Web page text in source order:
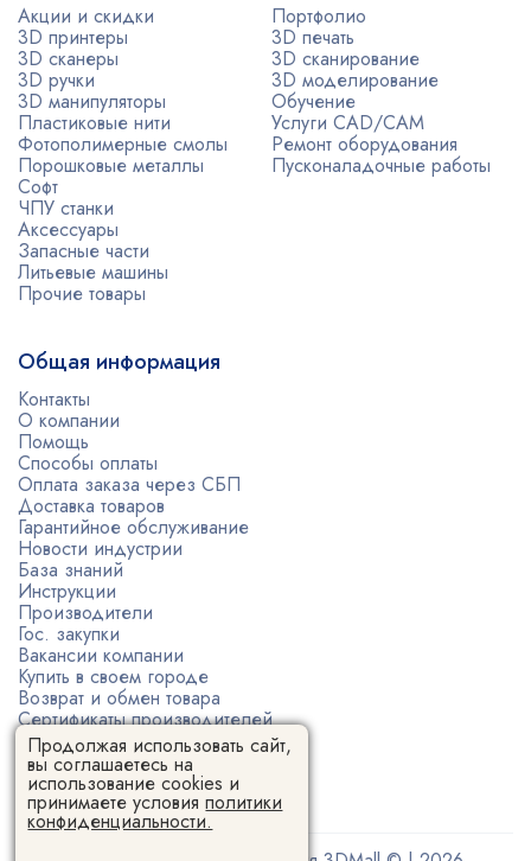
Акции и скидки
3D принтеры
3D сканеры
3D ручки
3D манипуляторы
Пластиковые нити
Фотополимерные смолы
Порошковые металлы
Софт
ЧПУ станки
Аксессуары
Запасные части
Литьевые машины
Прочие товары
Портфолио
3D печать
3D сканирование
3D моделирование
Обучение
Услуги CAD/CAM
Ремонт оборудования
Пусконаладочные работы
Общая информация
Контакты
О компании
Помощь
Способы оплаты
Оплата заказа через СБП
Доставка товаров
Гарантийное обслуживание
Новости индустрии
База знаний
Инструкции
Производители
Гос. закупки
Вакансии компании
Купить в своем городе
Возврат и обмен товара
Сертификаты производителей
Политика конфиденциальности
Пользовательское соглашение
Продолжая использовать сайт,
вы соглашаетесь на
использование cookies и
принимаете условияполитики
конфиденциальности.